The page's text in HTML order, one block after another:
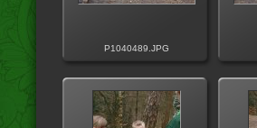
P1040489.JPG